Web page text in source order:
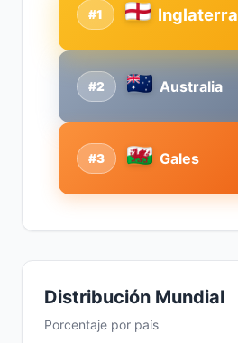
#2 Australia
#1 Inglaterra
#3 Gales
Distribución Mundial
Porcentaje por país